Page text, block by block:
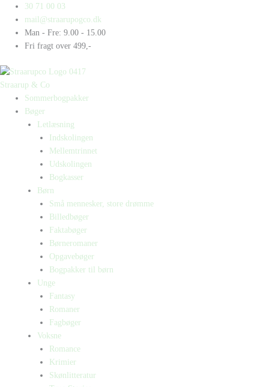
indholdet
30 71 00 03
mail@straarupogco.dk
Man - Fre: 9.00 - 15.00
Fri fragt over 499,-
Straarup & Co
Sommerbogpakker
Bøger
Letlæsning
Indskolingen
Mellemtrinnet
Udskolingen
Bogkasser
Børn
Små mennesker, store drømme
Billedbøger
Faktabøger
Børneromaner
Opgavebøger
Bogpakker til børn
Unge
Fantasy
Romaner
Fagbøger
Voksne
Romance
Krimier
Skønlitteratur
Products
search
Products
search
Hilda
Hassan
antal